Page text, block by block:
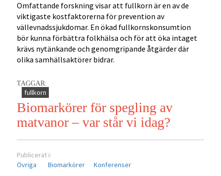
Omfattande forskning visar att fullkorn är en av de
viktigaste kostfaktorerna för prevention av
vällevnadssjukdomar. En ökad fullkornskonsumtion
bör kunna förbättra folkhälsa och för att öka intaget
krävs nytänkande och genomgripande åtgärder där
olika samhällsaktörer bidrar.
TAGGAR:
fullkorn
Biomarkörer för spegling av
matvanor – var står vi idag?
Publicerat i:
Övriga
Biomarkörer Konferenser